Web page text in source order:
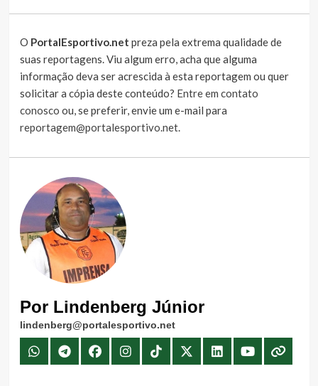
O PortalEsportivo.net preza pela extrema qualidade de
suas reportagens. Viu algum erro, acha que alguma
informação deva ser acrescida à esta reportagem ou quer
solicitar a cópia deste conteúdo? Entre em contato
conosco ou, se preferir, envie um e-mail para
reportagem@portalesportivo.net.
Por Lindenberg Júnior
lindenberg@portalesportivo.net